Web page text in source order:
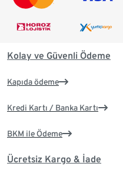
Kolay ve Güvenli Ödeme
Kapıda ödeme
Kredi Kartı / Banka Kartı
BKM ile Ödeme
Ücretsiz Kargo & İade